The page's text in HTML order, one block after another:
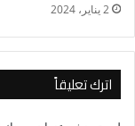
الفترة المقبلة
الزراعى بما يتماشى
ومساعدة المزارعين
2 يناير، 2024
اترك تعليقاً